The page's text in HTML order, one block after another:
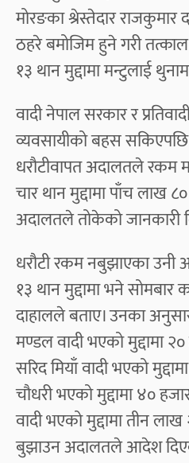
मोरङका श्रेस्तेदार
ठहरे बमोजिम हुने गरी तत्काल
१३ थान मुद्दामा मन्टुलाई
वादी नेपाल सरकार र
व्यवसायीको बहस सकिएपछि
धरौटीवापत अदालतले रकम
चार थान मुद्दामा पाँच लाख
अदालतले तोकेको जानकारी
धरौटी रकम नबुझाएका
१३ थान मुद्दामा भने सोमबार
दाहालले बताए। उनका
मण्डल वादी भएको मुद्दामा
सरिद मियाँ वादी भएको
चौधरी भएको मुद्दामा ४०
वादी भएको मुद्दामा तीन
बुझाउन अदालतले आदेश